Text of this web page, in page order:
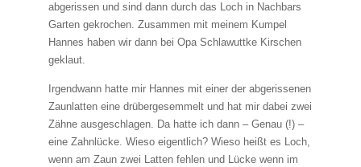
abgerissen und sind dann durch das Loch in Nachbars
Garten gekrochen. Zusammen mit meinem Kumpel
Hannes haben wir dann bei Opa Schlawuttke Kirschen
geklaut.
Irgendwann hatte mir Hannes mit einer der abgerissenen
Zaunlatten eine drübergesemmelt und hat mir dabei zwei
Zähne ausgeschlagen. Da hatte ich dann – Genau (!) –
eine Zahnlücke. Wieso eigentlich? Wieso heißt es Loch,
wenn am Zaun zwei Latten fehlen und Lücke wenn im